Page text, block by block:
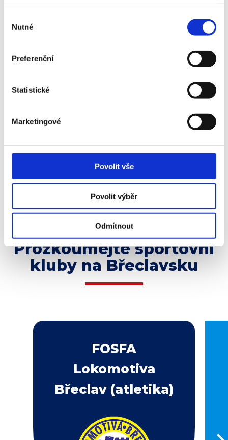
souhlasu
Nutné
Preferenční
Statistické
Marketingové
Povolit vše
Povolit výběr
Odmítnout
Prozkoumejte sportovní
kluby na Břeclavsku
FOSFA
Lokomotiva
Břeclav (atletika)